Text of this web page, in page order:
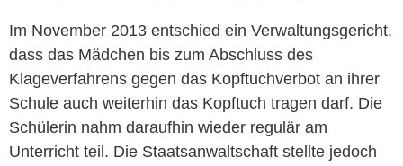
Im November 2013 entschied ein Verwaltungsgericht,
dass das Mädchen bis zum Abschluss des
Klageverfahrens gegen das Kopftuchverbot an ihrer
Schule auch weiterhin das Kopftuch tragen darf. Die
Schülerin nahm daraufhin wieder regulär am
Unterricht teil. Die Staatsanwaltschaft stellte jedoch